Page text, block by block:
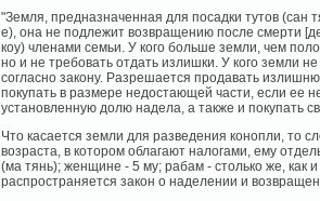
"Земля, предназначенная для посадки тутов (сан
е), она не подлежит возвращению после смерти
коу) членами семьи. У кого больше земли, чем
но и не требовать отдать излишки. У кого земли
согласно закону. Разрешается продавать
покупать в размере недостающей части, если ее
установленную долю надела, а также и покупать
Что касается земли для разведения конопли, то
возраста, в котором облагают налогами, ему
(ма тянь); женщине - 5 му; рабам - столько же, как
распространяется закон о наделении и